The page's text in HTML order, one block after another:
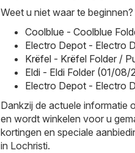
Weet u niet waar te
Coolblue - Coolblue
Electro Depot - Electro
Krëfel - Krëfel Folder /
Eldi - Eldi Folder (01/
Electro Depot - Electro
Dankzij de actuele informatie
en wordt winkelen voor u
kortingen en speciale
in Lochristi.